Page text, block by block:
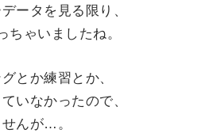
ータを見る限り、
ちゃいましたね。
とか練習とか、
いなかったので、
んが…。